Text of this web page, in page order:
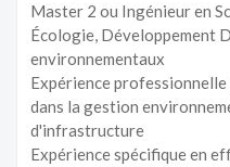
Master 2 ou Ingénieur en
Écologie, Développement
environnementaux
Expérience professionnelle
dans la gestion
d'infrastructure
Expérience spécifique en